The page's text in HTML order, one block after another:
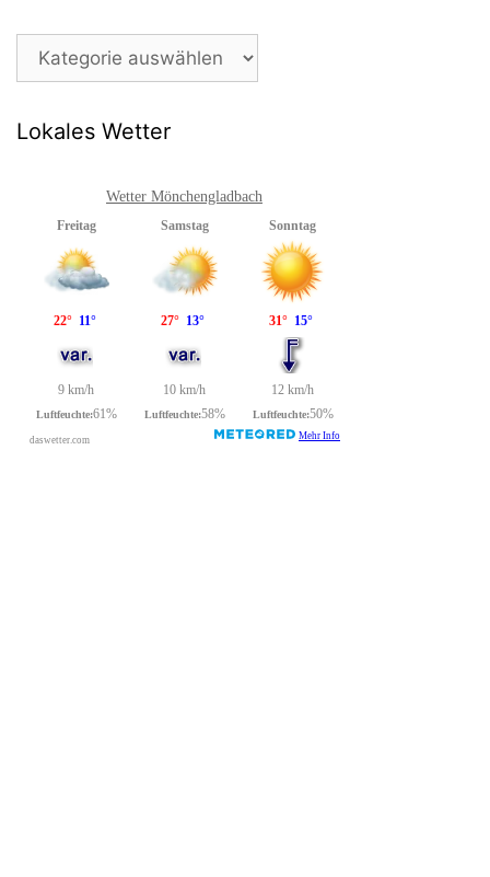
Beitragsarchiv
Lokales Wetter
Wetter Mönchengladbach